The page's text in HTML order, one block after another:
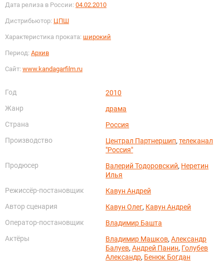
Дата релиза в России: 04.02.2010
Дистрибьютор: ЦПШ
Характеристика проката: широкий
Период: Архив
Сайт: www.kandagarfilm.ru
Год
2010
Жанр
драма
Страна
Россия
Производство
Централ Партнершип,телеканал
"Россия"
Продюсер
Валерий Тодоровский, Неретин
Илья
Режиссёр-постановщик
Кавун Андрей
Автор сценария
Кавун Олег, Кавун Андрей
Оператор-постановщик
Владимир Башта
Актёры
Владимир Машков,Александр
Балуев,Андрей Панин, Голубев
Александр, Бенюк Богдан